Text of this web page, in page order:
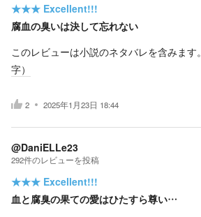
★★★ Excellent!!!
腐血の臭いは決して忘れない
このレビューは小説のネタバレを含みます。
字）
2 2025年1月23日 18:44
@DaniELLe23
292件のレビューを投稿
★★★ Excellent!!!
血と腐臭の果ての愛はひたすら尊い…